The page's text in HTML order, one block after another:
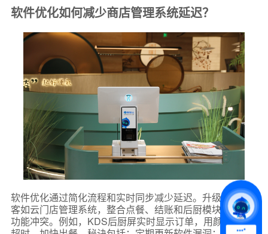
软件优化如何减少商店管理系统延迟？
软件优化通过简化流程和实时同步减少延迟。升级系统如
客如云门店管理系统，整合点餐、结账和后厨模块，避免
功能冲突。例如，KDS后厨屏实时显示订单，用颜色预警
联系方式
+86
所属业态
*我的姓名